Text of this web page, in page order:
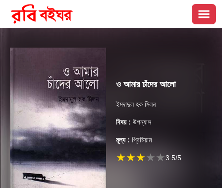
ও আমার চাঁদের আলো
ইমদাদুল হক মিলন
বিষয় : উপন্যাস
মূল্য : প্রিমিয়াম
★★★★★3.5/5